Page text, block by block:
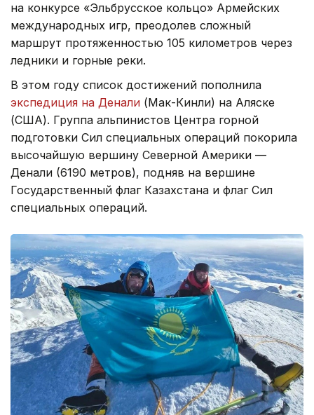
на конкурсе «Эльбрусское кольцо» Армейских
международных игр, преодолев сложный
маршрут протяженностью 105 километров через
ледники и горные реки.
В этом году список достижений пополнила
экспедиция на Денали (Мак-Кинли) на Аляске
(США). Группа альпинистов Центра горной
подготовки Сил специальных операций покорила
высочайшую вершину Северной Америки —
Денали (6190 метров), подняв на вершине
Государственный флаг Казахстана и флаг Сил
специальных операций.